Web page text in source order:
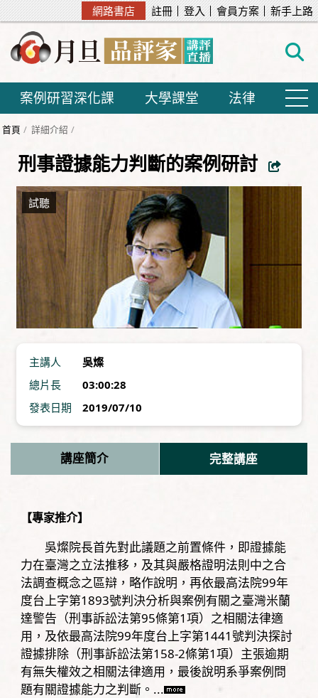
網路書店 註冊 登入 會員方案 新手上路
案例研習深化課 大學課堂 法律
首頁 詳細介紹
刑事證據能力判斷的案例研討
主講人
吳燦
總片長
03:00:28
發表日期
2019/07/10
講座簡介 完整講座
【專家推介】
吳燦院長首先對此議題之前置條件，即證據能
力在臺灣之立法推移，及其與嚴格證明法則中之合
法調查概念之區辯，略作說明，再依最高法院99年
度台上字第1893號判決分析與案例有關之臺灣米蘭
達警告（刑事訴訟法第95條第1項）之相關法律適
用，及依最高法院99年度台上字第1441號判決探討
證據排除（刑事訴訟法第158-2條第1項）主張逾期
有無失權效之相關法律適用，最後說明系爭案例問
題有關證據能力之判斷。...